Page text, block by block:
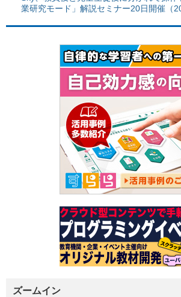
業研究モード」解説セミナー20日開催（
ズームイン